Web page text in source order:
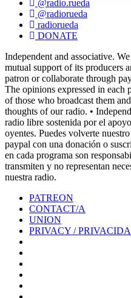
@radio.rueda
@radiorueda
radiorueda
DONATE
Independent and associative.
mutual support of its producers
patron or collaborate through
The opinions expressed in each
of those who broadcast them
thoughts of our radio. •
radio libre sostenida por el
oyentes. Puedes volverte
paypal con una donación o
en cada programa son
transmiten y no representan
nuestra radio.
PATREON
CONTACT/A
UNION
PRIVACY /